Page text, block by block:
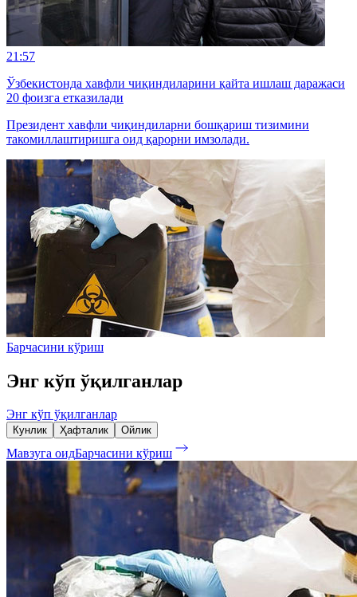
21:57
Ўзбекистонда хавфли чиқиндиларини қайта ишлаш даражаси
20 фоизга етказилади
Президент хавфли чиқиндиларни бошқариш тизимини
такомиллаштиришга оид қарорни имзолади.
Барчасини кўриш
Энг кўп ўқилганлар
Энг кўп ўқилганлар
Кунлик Ҳафталик Ойлик
Мавзуга оидБарчасини кўриш